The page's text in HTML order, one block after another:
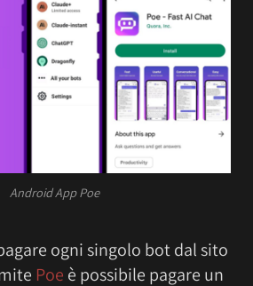
Android App Poe
ogni singolo bot dal sito
Poe è possibile pagare un